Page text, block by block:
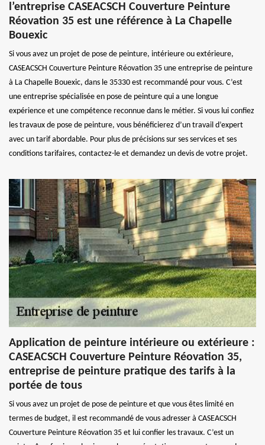
l’entreprise CASEACSCH Couverture Peinture
Réovation 35 est une référence à La Chapelle
Bouexic
Si vous avez un projet de pose de peinture, intérieure ou extérieure,
CASEACSCH Couverture Peinture Réovation 35 une entreprise de peinture
à La Chapelle Bouexic, dans le 35330 est recommandé pour vous. C’est
une entreprise spécialisée en pose de peinture qui a une longue
expérience et une compétence reconnue dans le métier. Si vous lui confiez
les travaux de pose de peinture, vous bénéficierez d’un travail d’expert
avec un tarif abordable. Pour plus de précisions sur ses services et ses
conditions tarifaires, contactez-le et demandez un devis de votre projet.
Application de peinture intérieure ou extérieure :
CASEACSCH Couverture Peinture Réovation 35,
entreprise de peinture pratique des tarifs à la
portée de tous
Si vous avez un projet de pose de peinture et que vous êtes limité en
termes de budget, il est recommandé de vous adresser à CASEACSCH
Couverture Peinture Réovation 35 et lui confier les travaux. C’est un